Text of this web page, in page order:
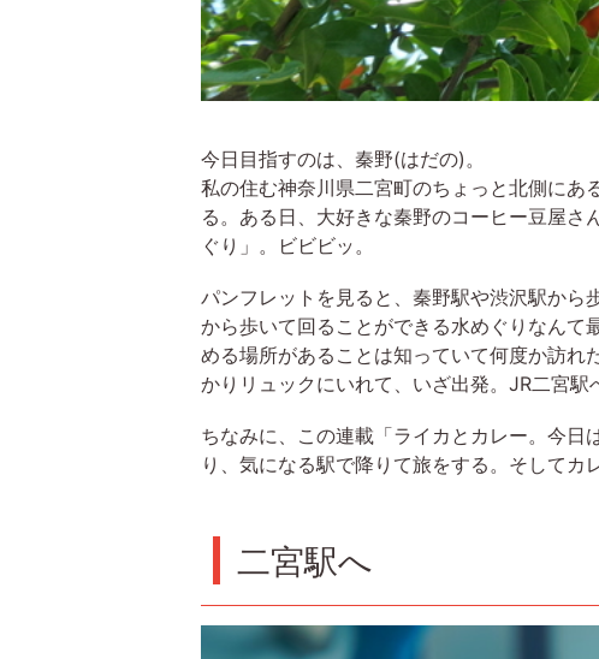
今日目指すのは、秦野(はだの)。
私の住む神奈川県二宮町のちょっと北側にあ
る。ある日、大好きな秦野のコーヒー豆屋
ぐり」。ビビビッ。
パンフレットを見ると、秦野駅や渋沢駅から
から歩いて回ることができる水めぐりなんて
める場所があることは知っていて何度か訪れ
かりリュックにいれて、いざ出発。JR二宮駅
ちなみに、この連載「ライカとカレー。今
り、気になる駅で降りて旅をする。そしてカ
二宮駅へ